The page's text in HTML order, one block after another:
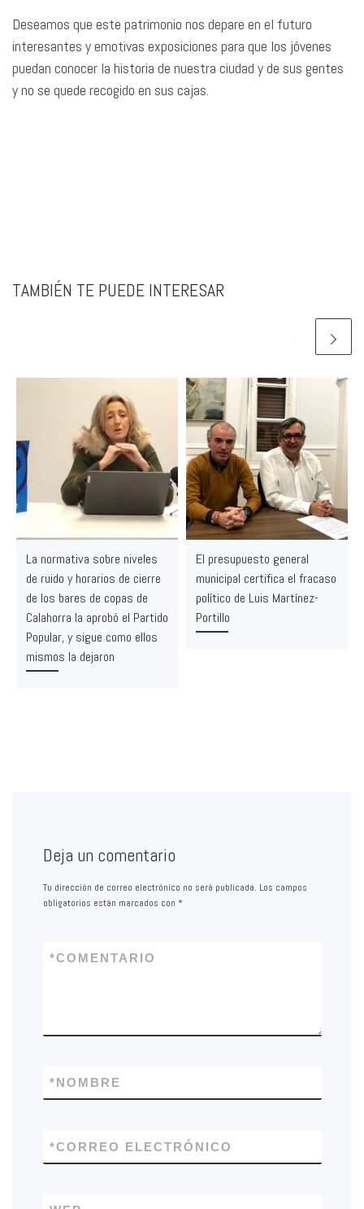
Deseamos que este patrimonio nos depare en el futuro
interesantes y emotivas exposiciones para que los jóvenes
puedan conocer la historia de nuestra ciudad y de sus gentes
y no se quede recogido en sus cajas.
TAMBIÉN TE PUEDE INTERESAR
La normativa sobre niveles
de ruido y horarios de cierre
de los bares de copas de
Calahorra la aprobó el Partido
Popular, y sigue como ellos
mismos la dejaron
El presupuesto general
municipal certifica el fracaso
político de Luis Martínez-
Portillo
Deja un comentario
Tu dirección de correo electrónico no será publicada. Los campos
obligatorios están marcados con *
COMENTARIO
*
NOMBRE
*
CORREO ELECTRÓNICO
*